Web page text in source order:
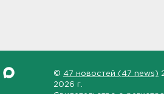
© 47 новостей (47 news)
2026 г.